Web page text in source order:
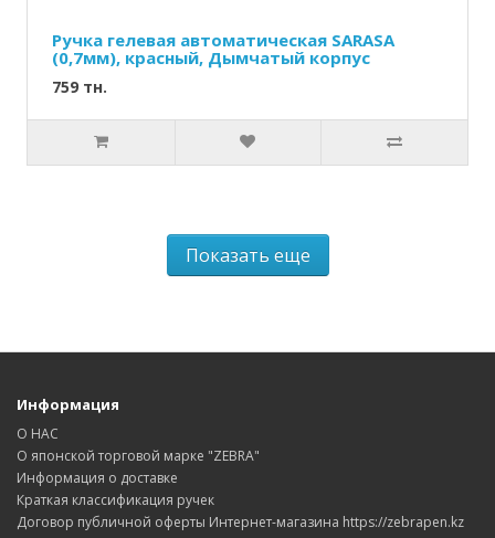
Ручка гелевая автоматическая SARASA
(0,7мм), красный, Дымчатый корпус
759 тн.
Показать еще
Информация
О НАС
О японской торговой марке "ZEBRA"
Информация о доставке
Краткая классификация ручек
Договор публичной оферты Интернет-магазина https://zebrapen.kz